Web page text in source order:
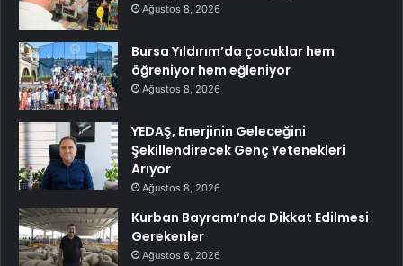
Ağustos 8, 2026
Bursa Yıldırım’da çocuklar hem
öğreniyor hem eğleniyor
Ağustos 8, 2026
YEDAŞ, Enerjinin Geleceğini
Şekillendirecek Genç Yetenekleri
Arıyor
Ağustos 8, 2026
Kurban Bayramı’nda Dikkat Edilmesi
Gerekenler
Ağustos 8, 2026